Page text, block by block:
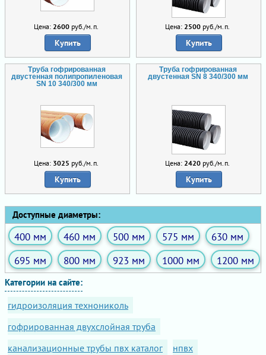
Цена: 2600руб./м.п.
Купить
Цена: 2500руб./м.п.
Купить
Труба гофрированная
двустенная полипропиленовая
SN 10 340/300 мм
Цена: 3025 руб./м.п.
Купить
Труба гофрированная
двустенная SN 8 340/300 мм
Цена: 2420руб./м.п.
Купить
Доступные диаметры:
400 мм 460 мм 500 мм 575 мм
630 мм
695 мм
800 мм 923 мм 1000 мм 1200 мм
Категории на сайте:
гидроизоляция технониколь
гофрированная двухслойная труба
канализационные трубы пвх каталог
нпвх